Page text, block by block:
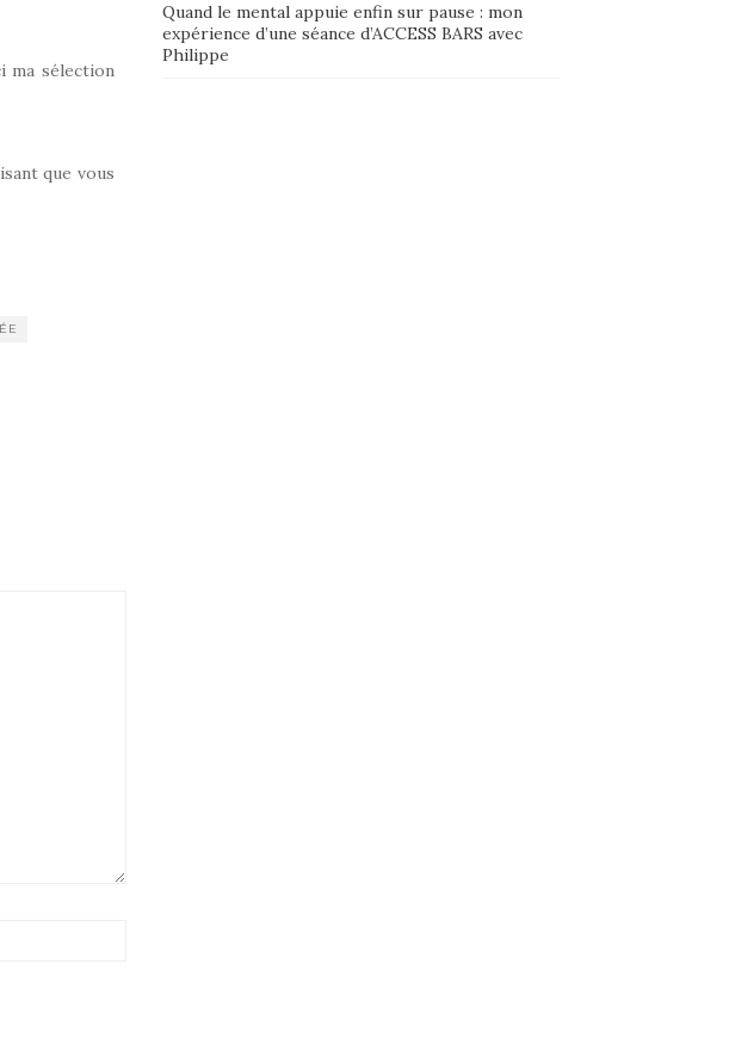
ma sélection
que vous
Quand le mental appuie enfin sur pause : mon
expérience d’une séance d’ACCESS BARS avec
Philippe